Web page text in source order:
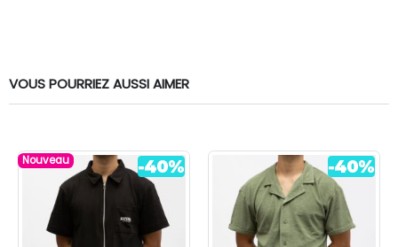
VOUS POURRIEZ AUSSI AIMER
Nouveau